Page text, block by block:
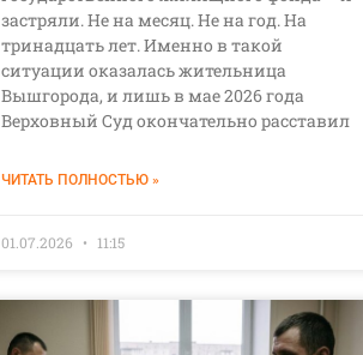
застряли. Не на месяц. Не на год. На
тринадцать лет. Именно в такой
ситуации оказалась жительница
Вышгорода, и лишь в мае 2026 года
Верховный Суд окончательно расставил
ЧИТАТЬ ПОЛНОСТЬЮ »
01.07.2026 11:15